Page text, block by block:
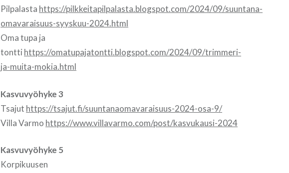
Pilpalasta https://pilkkeitapilpalasta.blogspot.com/2024/09/suuntana-
omavaraisuus-syyskuu-2024.html
Oma tupa ja
tontti https://omatupajatontti.blogspot.com/2024/09/trimmeri-
ja-muita-mokia.html
Kasvuvyöhyke 3
Tsajut https://tsajut.fi/suuntanaomavaraisuus-2024-osa-9/
Villa Varmo https://www.villavarmo.com/post/kasvukausi-2024
Kasvuvyöhyke 5
Korpikuusen